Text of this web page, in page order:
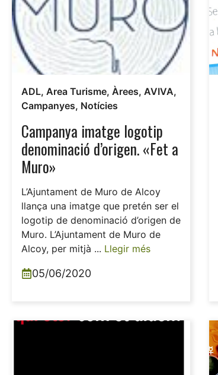
ADL, Area Turisme, Àrees, AVIVA,
Campanyes, Notícies
Campanya imatge logotip
denominació d’origen. «Fet a
Muro»
L’Ajuntament de Muro de Alcoy
llança una imatge que pretén ser el
logotip de denominació d’origen de
Muro. L’Ajuntament de Muro de
Alcoy, per mitjà ... Llegir més
05/06/2020